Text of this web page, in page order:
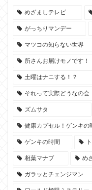
めざましテレビ
がっちりマンデー
マツコの知らない世界
所さんお届けモノです！
土曜はナニする！？
それって実際どうなの会
ズムサタ
健康カプセル！ゲンキの
ゲンキの時間
相葉マナブ め
ガラッとチェンジマン